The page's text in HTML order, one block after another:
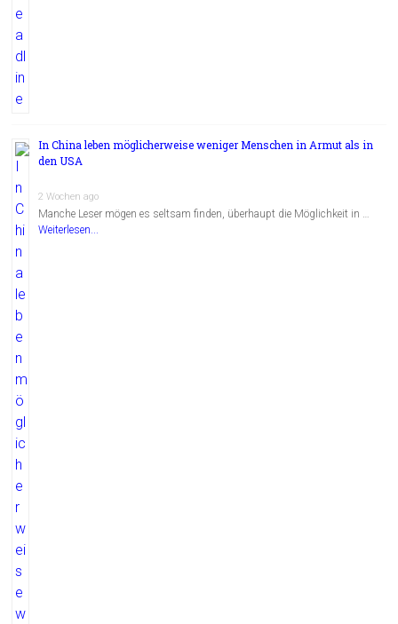
In China leben möglicherweise weniger Menschen in Armut als in
den USA
2 Wochen ago
Manche Leser mögen es seltsam finden, überhaupt die Möglichkeit in …
Weiterlesen...